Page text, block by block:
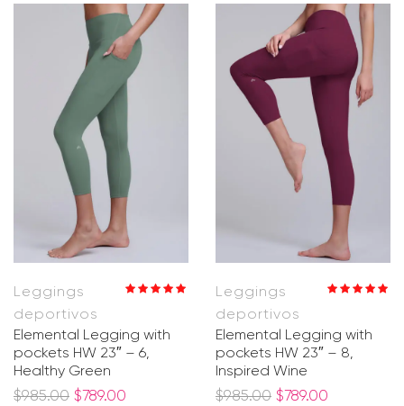
Leggings
deportivos
Elemental Legging with
pockets HW 23″ – 6,
Healthy Green
$985.00 $789.00
Leggings
deportivos
Elemental Legging with
pockets HW 23″ – 8,
Inspired Wine
$985.00 $789.00